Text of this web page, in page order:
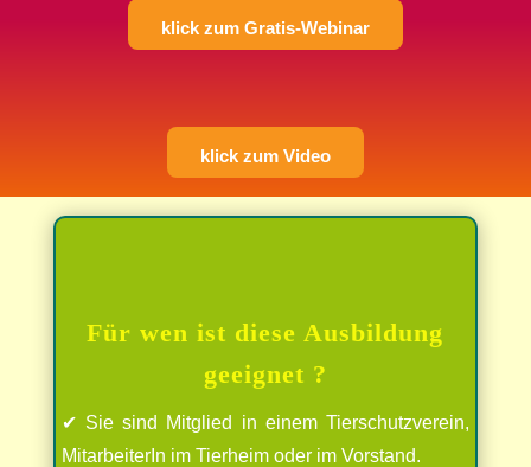
klick zum Gratis-Webinar
klick zum Video
Für wen ist diese Ausbildung
geeignet ?
✔ Sie sind Mitglied in einem Tierschutzverein,
MitarbeiterIn im Tierheim oder im Vorstand.